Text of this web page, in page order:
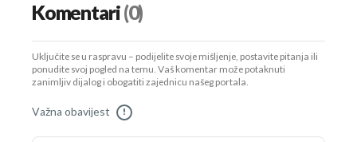
Komentari(0)
Uključite se u raspravu – podijelite svoje mišljenje, postavite pitanja ili
ponudite svoj pogled na temu. Vaš komentar može potaknuti
zanimljiv dijalog i obogatiti zajednicu našeg portala.
Važna obavijest !